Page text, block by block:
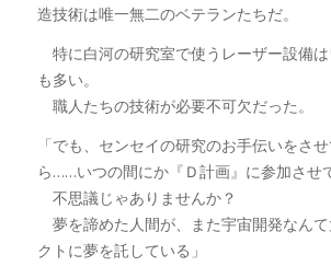
造技術は唯一無二のベテランたちだ。
特に白河の研究室で使うレーザー設備
も多い。
職人たちの技術が必要不可欠だった。
「でも、センセイの研究のお手伝いをさ
ら……いつの間にか『Ｄ計画』に参加させ
不思議じゃありませんか？
夢を諦めた人間が、また宇宙開発なん
クトに夢を託している」